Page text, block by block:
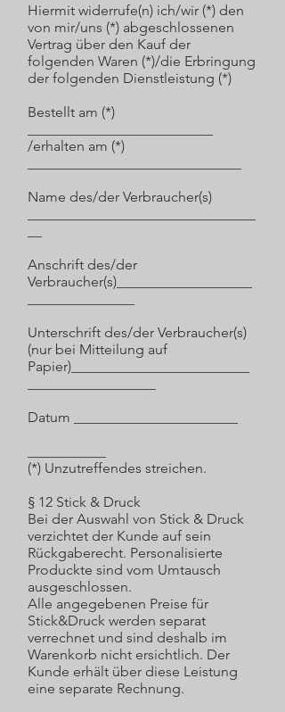
Hiermit widerrufe(n) ich/wir (*) den
von mir/uns (*) abgeschlossenen
Vertrag über den Kauf der
folgenden Waren (*)/die Erbringung
der folgenden Dienstleistung (*)
Bestellt am (*)
/erhalten am (*)
Name des/der Verbraucher(s)
Anschrift des/der
Verbraucher(s)___________________
Unterschrift des/der Verbraucher(s)
(nur bei Mitteilung auf
Papier)_________________________
Datum _______________________
(*) Unzutreffendes streichen.
§ 12 Stick & Druck
Bei der Auswahl von Stick & Druck
verzichtet der Kunde auf sein
Rückgaberecht. Personalisierte
Produckte sind vom Umtausch
ausgeschlossen.
Alle angegebenen Preise für
Stick&Druck werden separat
verrechnet und sind deshalb im
Warenkorb nicht ersichtlich. Der
Kunde erhält über diese Leistung
eine separate Rechnung.